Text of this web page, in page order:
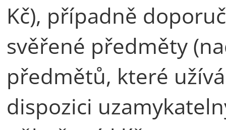
Kč), případně
svěřené předměty
předmětů, které
dispozici